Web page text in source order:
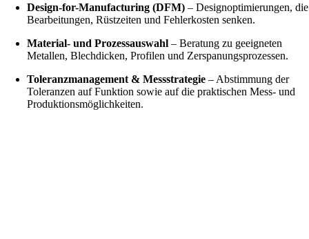
Design-for-Manufacturing (DFM) – Designoptimierungen, die
Bearbeitungen, Rüstzeiten und Fehlerkosten senken.
Material- und Prozessauswahl – Beratung zu geeigneten
Metallen, Blechdicken, Profilen und Zerspanungsprozessen.
Toleranzmanagement & Messstrategie – Abstimmung der
Toleranzen auf Funktion sowie auf die praktischen Mess- und
Produktionsmöglichkeiten.